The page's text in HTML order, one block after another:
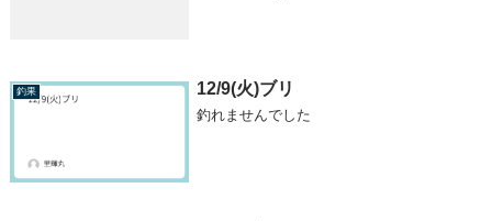
釣果 12/9(火)ブリ
釣れませんでした